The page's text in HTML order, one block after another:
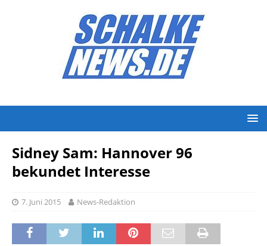
Sidney Sam: Hannover 96
bekundet Interesse
7. Juni 2015 News-Redaktion